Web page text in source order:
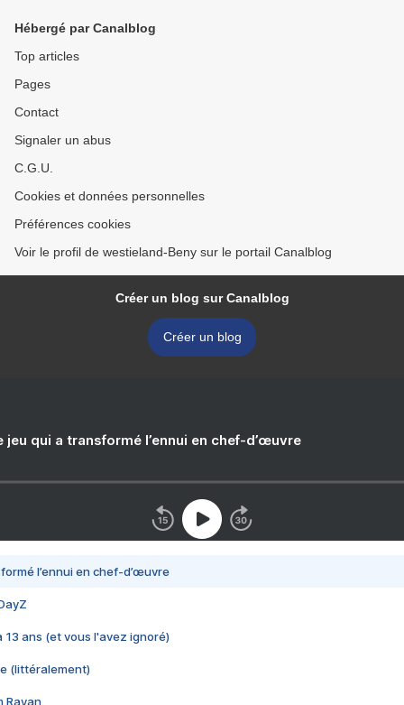
Hébergé par Canalblog
Top articles
Pages
Contact
Signaler un abus
C.G.U.
Cookies et données personnelles
Préférences cookies
Voir le profil de westieland-Beny sur le portail Canalblog
Créer un blog sur Canalblog
Créer un blog
jeu qui a transformé l’ennui en chef-d’œuvre
l’ennui en chef-d’œuvre
13 ans (et vous l'avez ignoré)
(littéralement)
Rayan